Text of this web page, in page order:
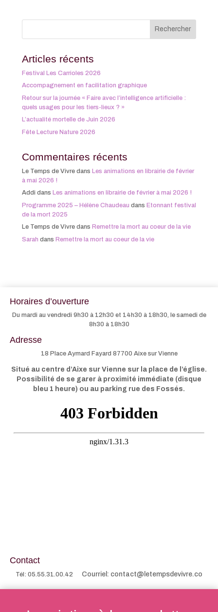
Articles récents
Festival Les Carrioles 2026
Accompagnement en facilitation graphique
Retour sur la journée « Faire avec l’intelligence artificielle :
quels usages pour les tiers-lieux ? »
L’actualité mortelle de Juin 2026
Fête Lecture Nature 2026
Commentaires récents
Le Temps de Vivredans Les animations en librairie de février
à mai 2026 !
Addi dans Les animations en librairie de février à mai 2026 !
Programme 2025 – Hélène Chaudeau dans Etonnant festival
de la mort 2025
Le Temps de Vivredans Remettre la mort au coeur de la vie
Sarah dans Remettre la mort au coeur de la vie
Horaires d’ouverture
Du mardi au vendredi 9h30 à 12h30 et 14h30 à 18h30, le samedi de
8h30 à 18h30
Adresse
18 Place Aymard Fayard 87700 Aixe sur Vienne
Situé au centre d’Aixe sur Vienne sur la place de l’église.
Possibilité de se garer à proximité immédiate (disque
bleu 1 heure) ou au parking rue des Fossés.
Contact
Tél: 05.55.31.00.42 Courriel: contact@letempsdevivre.co